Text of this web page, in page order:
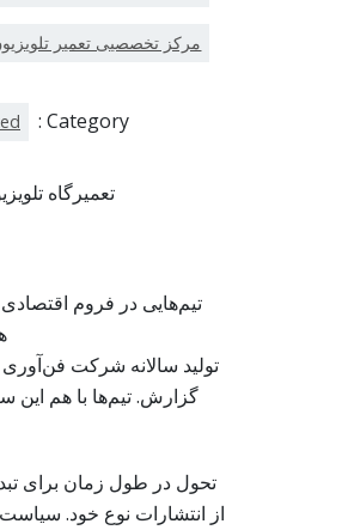
مرکز تخصصیی تعمیر
Category :
تعمیرگاه
تیم‌هایی در فروم اقتصادی
تولید سالانه شرکت
گزارش. تیم‌ها با هم این
تحول در طول زمان برای
از انتشارات نوع خود.